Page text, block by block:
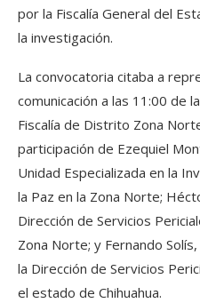
por la Fiscalía General del
la investigación.
La convocatoria citaba a
comunicación a las 11:00 de
Fiscalía de Distrito Zona
participación de Ezequiel
Unidad Especializada en la
la Paz en la Zona Norte;
Dirección de Servicios
Zona Norte; y Fernando
la Dirección de Servicios
el estado de Chihuahua.